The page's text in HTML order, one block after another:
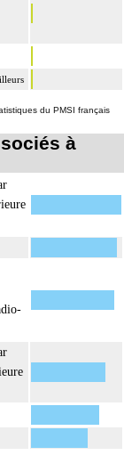
du PMSI français
à